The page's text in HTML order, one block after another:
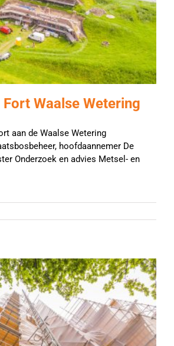
Waalse Wetering
aan de Waalse Wetering
hoofdaannemer De
Onderzoek en advies Metsel- en